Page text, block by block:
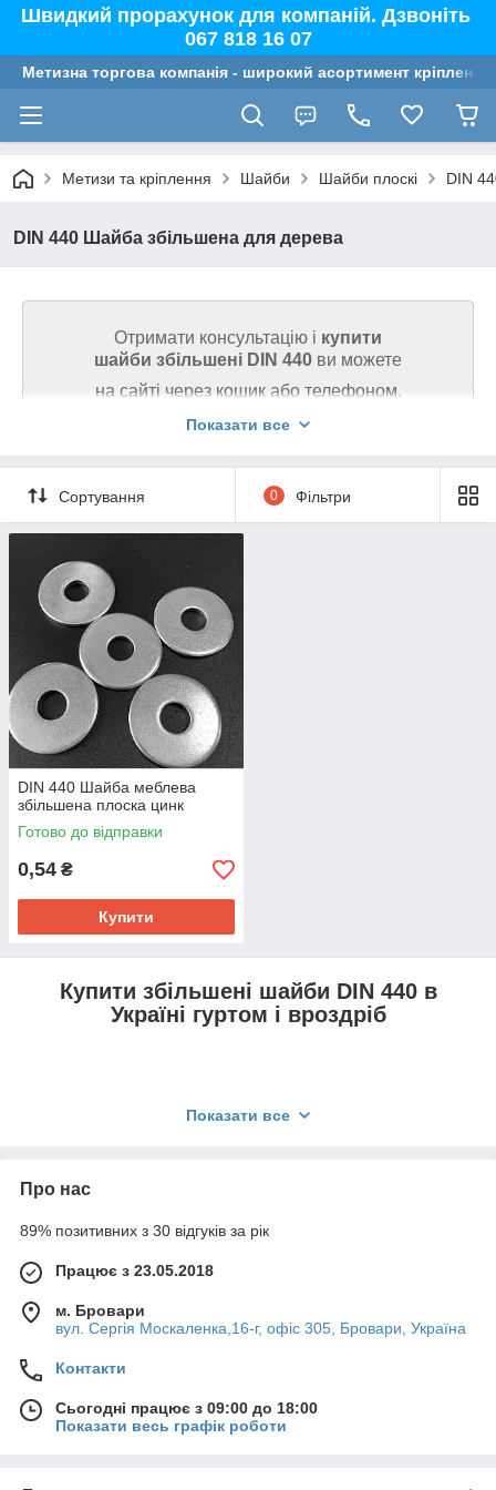
Швидкий прорахунок для компаній. Дзвоніть
067 818 16 07
Метизна торгова компанія - широкий асортимент
Метизи та кріплення Шайби Шайби плоскі DIN
DIN 440 Шайба збільшена для дерева
Отримати консультацію і купити
шайби збільшені DIN 440 ви можете
на сайті через кошик або телефоном.
Телефонуйте 067 818 16 07
Показати все
Сортування 0 Фільтри
DIN 440 Шайба меблева
збільшена плоска цинк
Готово до відправки
0,54 ₴
Купити
Купити збільшені шайби DIN 440 в
Україні гуртом і вроздріб
Збільшені шайби, виготовлені за стандартом DIN
більший зовнішній діаметр і товщину порівняно зі
особливо корисними для машинобудування, меблевої
промисловості та дерев'яних конструкцій.
Матеріали виготовлення кузовних шайб
Збільшені шайби найчастіше роблять із вуглецевої
Показати все
Про нас
89% позитивних з 30 відгуків за рік
Працює з 23.05.2018
м. Бровари
вул. Сергія Москаленка,16-г, офіс 305, Бровари, Україна
Контакти
Сьогодні працює з 09:00 до 18:00
Показати весь графік роботи